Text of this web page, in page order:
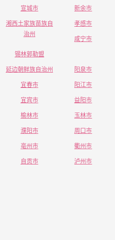
宣城市
新余市
湘西土家族苗族自
治州
孝感市
咸宁市
锡林郭勒盟
延边朝鲜族自治州
阳泉市
宜春市
阳江市
宜宾市
益阳市
榆林市
玉林市
濮阳市
周口市
亳州市
衢州市
自贡市
泸州市